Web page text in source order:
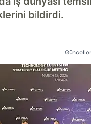
bildirdi.